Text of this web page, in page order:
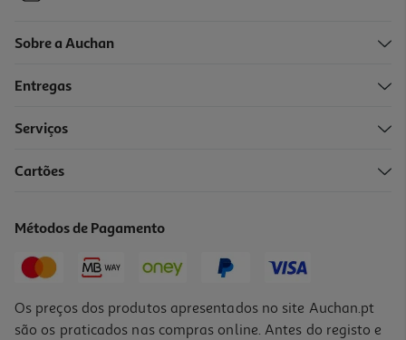
Sobre a Auchan
Entregas
Serviços
Cartões
Métodos de Pagamento
Os preços dos produtos apresentados no site Auchan.pt
são os praticados nas compras online. Antes do registo e